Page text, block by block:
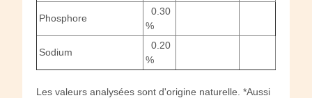
Phosphore
0.30
%
Sodium
0.20
%
Les valeurs analysées sont d'origine naturelle. *Aussi